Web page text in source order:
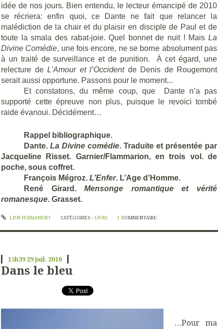
idée de nos jours. Bien entendu, le lecteur émancipé de 2010
se récriera: enfin quoi, ce Dante ne fait que relancer la
malédiction de la chair et du plaisir en disciple de Paul et de
toute la smala des rabat-joie. Quel bonnet de nuit ! Mais La
Divine Comédie, une fois encore, ne se borne absolument pas
à un traité de surveillance et de punition.
À cet égard, une
relecture de L’Amour et l’Occidentde Denis de Rougemont
serait aussi opportune. Passons pour le moment...
Et constatons, du même coup, que
Dante n’a pas
supporté cette épreuve non plus, puisque le revoici tombé
raide évanoui. Décidément…
Rappel bibliographique.
Dante.La Divine comédie. Traduite et présentée par
Jacqueline Risset. Garnier/Flammarion, en trois vol. de
poche, sous coffret.
François Mégroz.L’Enfer. L’Age d’Homme.
René Girard.Mensonge romantique et vérité
romanesque. Grasset.
LIEN PERMANENT CATÉGORIES : LIVRE 1 COMMENTAIRE
15h39 29juil. 2010
Dans le bleu
…Pour ma